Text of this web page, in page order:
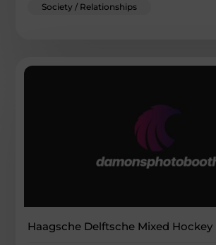
Society / Relationships
Haagsche Delftsche Mixed Hockey